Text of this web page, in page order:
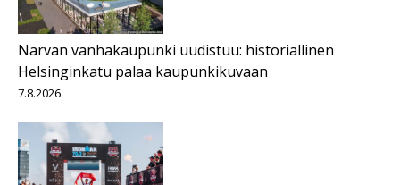
Narvan vanhakaupunki uudistuu: historiallinen
Helsinginkatu palaa kaupunkikuvaan
7.8.2026